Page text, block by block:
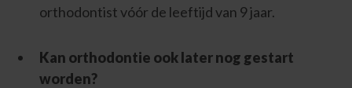
orthodontist vóór de leeftijd van 9 jaar.
Kan orthodontie ook later nog gestart
worden?